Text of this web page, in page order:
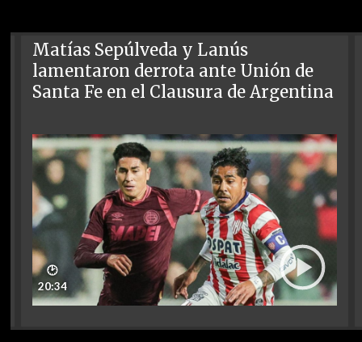
Matías Sepúlveda y Lanús
lamentaron derrota ante Unión de
Santa Fe en el Clausura de Argentina
🕑
20:34